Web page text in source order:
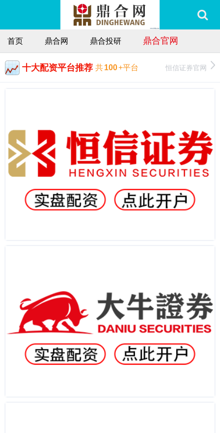
首页 鼎合网 鼎合投研 鼎合官网
十大配资平台推荐 共100+平台 恒信证券官网